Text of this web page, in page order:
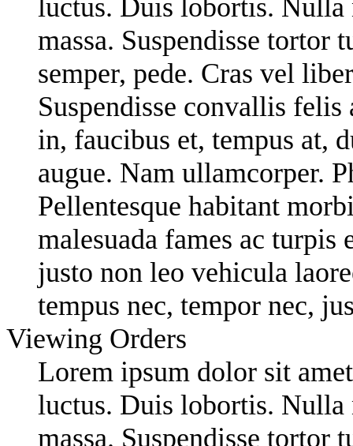
luctus. Duis lobortis.
massa. Suspendisse tortor
semper, pede. Cras vel
Suspendisse convallis
in, faucibus et, tempus at,
augue. Nam ullamcorper.
Pellentesque habitant
malesuada fames ac turpis
justo non leo vehicula
tempus nec, tempor nec,
Viewing Orders
Lorem ipsum dolor sit
luctus. Duis lobortis.
massa. Suspendisse tortor